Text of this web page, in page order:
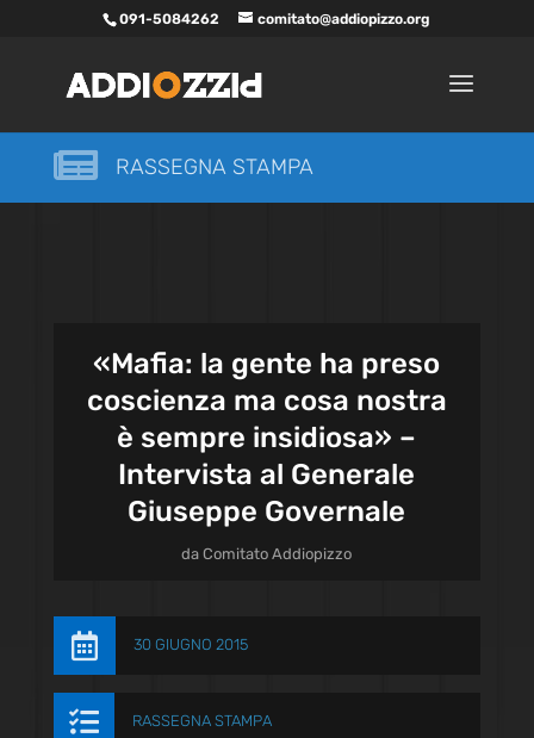
091-5084262 comitato@addiopizzo.org
 RASSEGNA STAMPA
«Mafia: la gente ha preso
coscienza ma cosa nostra
è sempre insidiosa» –
Intervista al Generale
Giuseppe Governale
daComitato Addiopizzo
 30 GIUGNO 2015
 RASSEGNA STAMPA